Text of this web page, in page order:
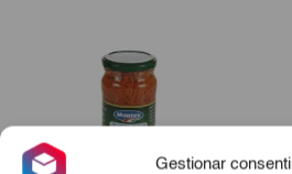
Gestionar